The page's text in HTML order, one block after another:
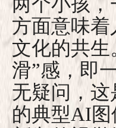
方面意味
文化的共
滑”感，即
无疑问，这
的典型AI